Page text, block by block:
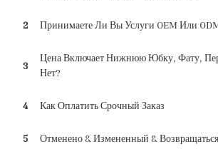
2 Принимаете Ли Вы Услуги OEM Или
3
Цена Включает Нижнюю Юбку, Фату,
Нет?
4 Как Оплатить Срочный Заказ
5 Отменено & Измененный & Возвращаться